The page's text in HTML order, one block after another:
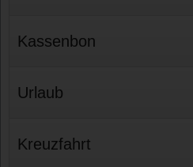
Kassenbon
Urlaub
Kreuzfahrt